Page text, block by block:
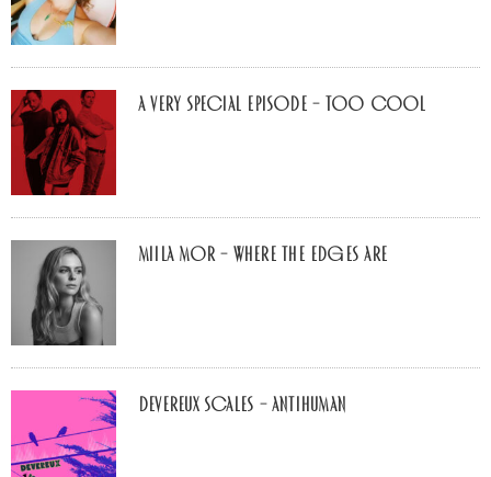
A Very Special Episode – Too Cool
Miila Mor – Where The Edges Are
Devereux Scales – Antihuman